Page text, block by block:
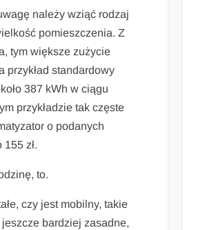
należy wziąć rodzaj
pomieszczenia. Z
tym większe zużycie
przykład standardowy
387 kWh w ciągu
przykładzie tak częste
o podanych
zł.
to.
czy jest mobilny, takie
bardziej zasadne,